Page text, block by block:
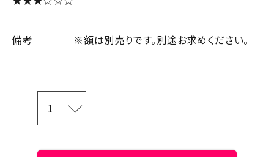
備考 ※額は別売りです。別途お求めください。